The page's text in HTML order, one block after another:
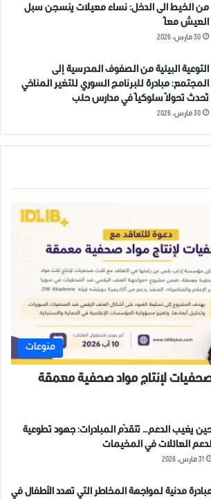
من الخيط الى الدخل: نساء معيلات ينسجن سبل
العيش معاً
30 مارس، 2026
التوعية البيئية من الصفوف المدرسية إلى
المجتمع: مبادرة للبرنامج السوري للتغير المناخي
تُحدث تحولاً سلوكياً في مدارس حلب
30 مارس، 2026
منوعات
لإنتاج مواد صحفية معمقة
يغيب الدعم… تتقدّم المبادرات: جهود تطوعية
لدعم العائلات في المخيمات
31 مارس، 2026
مدنية لمواجهة المخاطر التي تهدد الأطفال في